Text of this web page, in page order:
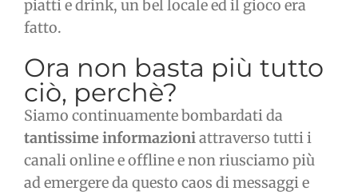
piatti e drink, un bel locale ed il gioco era
fatto.
Ora non basta più tutto
ciò, perchè?
Siamo continuamente bombardati da
tantissime informazioniattraverso tutti i
canali online e offline e non riusciamo più
ad emergere da questo caos di messaggi e